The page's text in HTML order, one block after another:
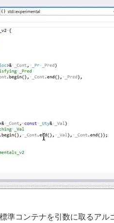
コンテナを引数に取るアル